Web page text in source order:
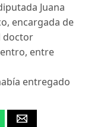
Juana
encargada de
doctor
entre
entregado